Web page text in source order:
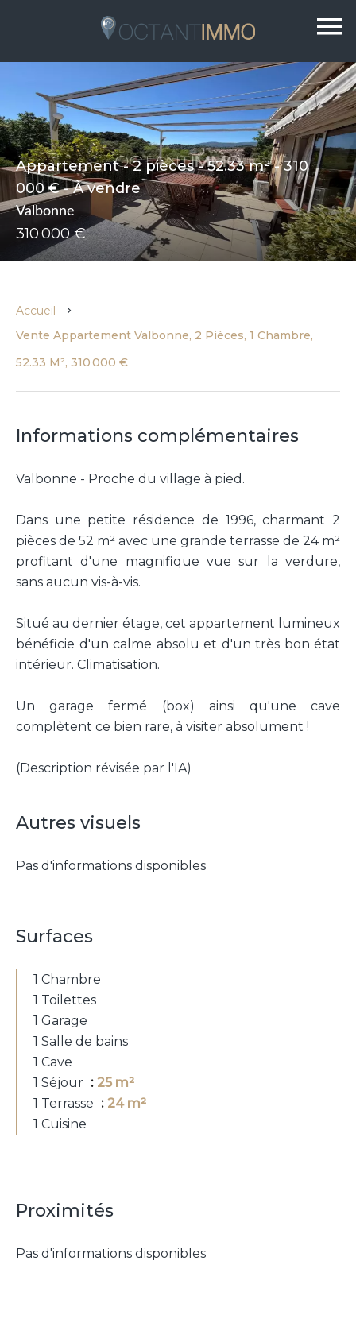
Appartement - 2 pièces - 52.33 m² - 310
000 € - À vendre
Valbonne
310 000 €
Accueil
Vente Appartement Valbonne, 2 Pièces, 1 Chambre,
52.33 M², 310 000 €
Informations complémentaires
Valbonne - Proche du village à pied.
Dans une petite résidence de 1996, charmant 2
pièces de 52 m² avec une grande terrasse de 24 m²
profitant d'une magnifique vue sur la verdure,
sans aucun vis-à-vis.
Situé au dernier étage, cet appartement lumineux
bénéficie d'un calme absolu et d'un très bon état
intérieur. Climatisation.
Un garage fermé (box) ainsi qu'une cave
complètent ce bien rare, à visiter absolument !
(Description révisée par l'IA)
Autres visuels
Pas d'informations disponibles
Surfaces
1 Chambre
1 Toilettes
1 Garage
1 Salle de bains
1 Cave
1 Séjour
25 m²
1 Terrasse
24 m²
1 Cuisine
Proximités
Pas d'informations disponibles